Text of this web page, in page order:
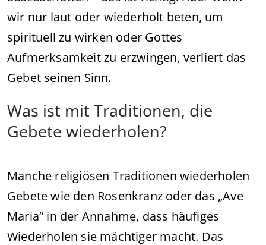
wir nur laut oder wiederholt beten, um
spirituell zu wirken oder Gottes
Aufmerksamkeit zu erzwingen, verliert das
Gebet seinen Sinn.
Was ist mit Traditionen, die
Gebete wiederholen?
Manche religiösen Traditionen wiederholen
Gebete wie den Rosenkranz oder das „Ave
Maria“ in der Annahme, dass häufiges
Wiederholen sie mächtiger macht. Das